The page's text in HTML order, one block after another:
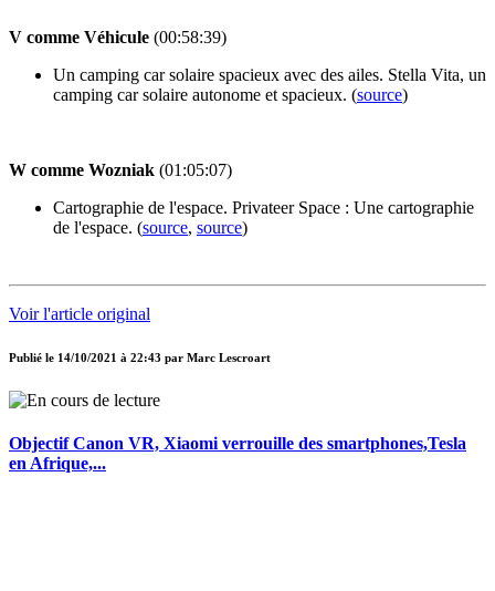
V comme Véhicule (00:58:39)
Un camping car solaire spacieux avec des ailes. Stella Vita, un
camping car solaire autonome et spacieux. (source)
W comme Wozniak (01:05:07)
Cartographie de l'espace. Privateer Space : Une cartographie
de l'espace. (source, source)
Voir l'article original
Publié le 14/10/2021 à 22:43 par Marc Lescroart
Objectif Canon VR, Xiaomi verrouille des smartphones,Tesla
en Afrique,...